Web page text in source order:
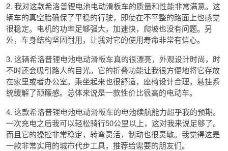
2. 我对这款希洛普锂电池电动滑板车的质量和性能非常满意。这
辆车的真空胎确保了平稳的行驶，即使在不平整的路面上也感觉
很稳定。电机的功率足够强大，加速快，爬坡也没有问题。另
外，车身结构坚固耐用，让我对它的使用寿命非常有信心。
3. 这辆希洛普锂电池电动滑板车真的很漂亮，外观设计时尚，时
不时还会吸引路人的目光。它的折叠功能让我很方便地将它存放
在家里或者办公室。乘坐起来也很舒适，座椅设计合理，悬挂系
统缓解了颠簸感。总体来说是一款性价比很高的电动车。
4. 这款希洛普锂电池电动滑板车的电池续航能力超乎我的预期。
一次充电之后我可以轻松骑行50公里以上，这对我来说足够了。
而且它的操控非常稳定，转弯灵活，制动也很灵敏。我觉得这是
一款非常实用的城市代步工具，推荐给需要的朋友们。